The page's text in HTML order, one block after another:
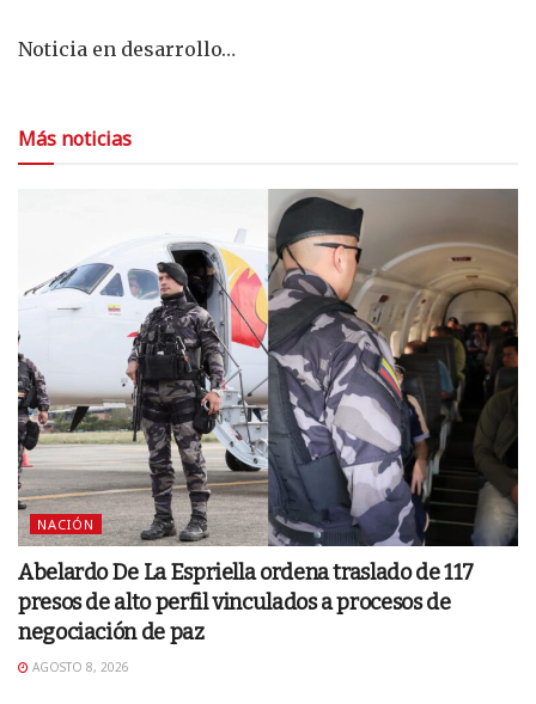
Noticia en desarrollo…
Más noticias
NACIÓN
Abelardo De La Espriella ordena traslado de 117
presos de alto perfil vinculados a procesos de
negociación de paz
AGOSTO 8, 2026